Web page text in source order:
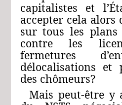
capitalistes et
accepter cela alors
sur tous les plans
contre les
fermetures
délocalisations
des chômeurs?
Mais peut‑être y